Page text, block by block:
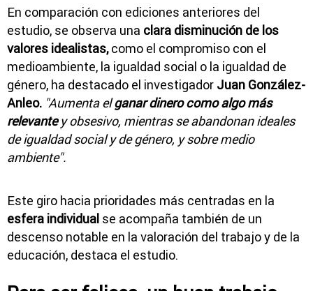
En comparación con ediciones anteriores del
estudio, se observa una clara disminución de los
valores idealistas,como el compromiso con el
medioambiente, la igualdad social o la igualdad de
género, ha destacado el investigador Juan González-
Anleo. "Aumenta elganar dinero como algo más
relevantey obsesivo, mientras se abandonan ideales
de igualdad social y de género, y sobre medio
ambiente".
Este giro hacia prioridades más centradas en la
esfera individual se acompaña también de un
descenso notable en la valoración del trabajo y de la
educación, destaca el estudio.